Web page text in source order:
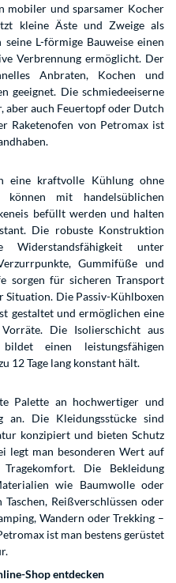
mobiler und sparsamer Kocher
kleine Äste und Zweige als
L-förmige Bauweise einen
Verbrennung ermöglicht. Der
Anbraten, Kochen und
geeignet. Die schmiedeeiserne
aber auch Feuertopf oder Dutch
Raketenofen von Petromax ist
eine kraftvolle Kühlung ohne
mit handelsüblichen
befüllt werden und halten
Die robuste Konstruktion
Widerstandsfähigkeit unter
Gummifüße und
sorgen für sicheren Transport
Situation. Die Passiv-Kühlboxen
gestaltet und ermöglichen eine
Die Isolierschicht aus
einen leistungsfähigen
12 Tage lang konstant hält.
Palette an hochwertiger und
an. Die Kleidungsstücke sind
konzipiert und bieten Schutz
legt man besonderen Wert auf
Die Bekleidung
wie Baumwolle oder
Reißverschlüssen oder
Wandern oder Trekking –
ist man bestens gerüstet
Shop entdecken